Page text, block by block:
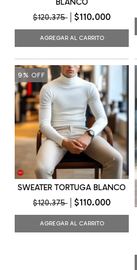
$120.375
$110.000
AGREGAR AL CARRITO
9 % OFF
SWEATER TORTUGA BLANCO
$120.375
$110.000
AGREGAR AL CARRITO